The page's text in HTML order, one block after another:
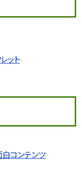
ット
コンテンツ